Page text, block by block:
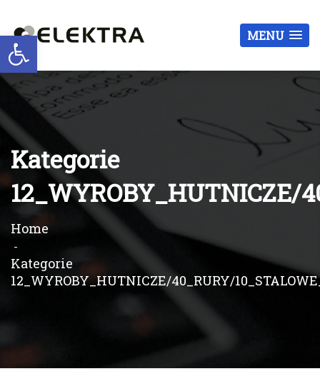
Otwórz pasek narzędzi MENU
Kategorie
12_WYROBY_HUTNICZE/
Home
Kategorie
12_WYROBY_HUTNICZE/40_RURY/